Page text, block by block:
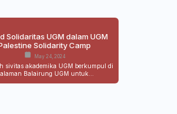
Solidaritas UGM dalam UGM
Solidarity Camp
May 24, 2024
sivitas akademika UGM berkumpul di
Balairung UGM untuk…